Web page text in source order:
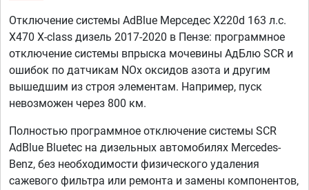
Отключение системы AdBlue Мерседес X220d 163 л.с.
X470 X-class дизель 2017-2020 в Пензе: программное
отключение системы впрыска мочевины АдБлю SCR и
ошибок по датчикам NOx оксидов азота и другим
вышедшим из строя элементам. Например, пуск
невозможен через 800 км.
Полностью программное отключение системы SCR
AdBlue Bluetec на дизельных автомобилях Mercedes-
Benz, без необходимости физического удаления
сажевого фильтра или ремонта и замены компонентов,